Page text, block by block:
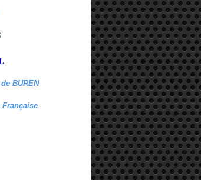
BUREN
Française